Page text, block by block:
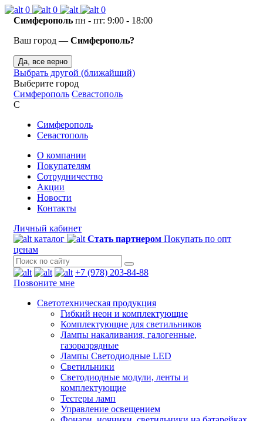
0 0
0
Симферополь пн - пт: 9:00 - 18:00
Ваш город — Симферополь?
Да, все верно
Выбрать другой (ближайший)
Выберите город
Симферополь Севастополь
С
Симферополь
Севастополь
О компании
Покупателям
Сотрудничество
Акции
Новости
Контакты
Личный кабинет
каталог
Стать партнером Покупать по опт
ценам
+7 (978) 203-84-88
Позвоните мне
Светотехническая продукция
Гибкий неон и комплектующие
Комплектующие для светильников
Лампы накаливания, галогенные,
газоразрядные
Лампы Светодиодные LED
Светильники
Светодиодные модули, ленты и
комплектующие
Тестеры ламп
Управление освещением